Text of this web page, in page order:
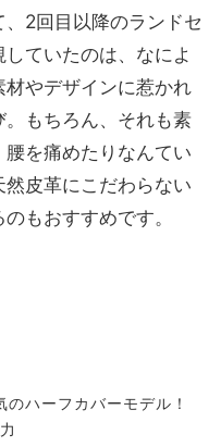
のピ
ンチ
決！
2回目以降のランドセ
ていたのは、なによ
やデザインに惹かれ
もちろん、それも素
を痛めたりなんてい
皮革にこだわらない
もおすすめです。
ハーフカバーモデル！